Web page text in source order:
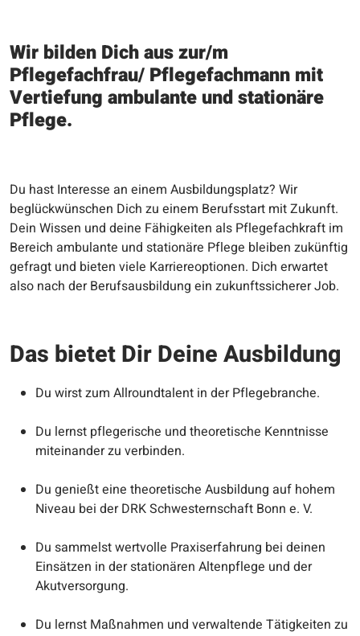
Wir bilden Dich aus zur/m
Pflegefachfrau/ Pflegefachmann mit
Vertiefung ambulante und stationäre
Pflege.
Du hast Interesse an einem Ausbildungsplatz? Wir
beglückwünschen Dich zu einem Berufsstart mit Zukunft.
Dein Wissen und deine Fähigkeiten als Pflegefachkraft im
Bereich ambulante und stationäre Pflege bleiben zukünftig
gefragt und bieten viele Karriereoptionen. Dich erwartet
also nach der Berufsausbildung ein zukunftssicherer Job.
Das bietet Dir Deine Ausbildung
Du wirst zum Allroundtalent in der Pflegebranche.
Du lernst pflegerische und theoretische Kenntnisse
miteinander zu verbinden.
Du genießt eine theoretische Ausbildung auf hohem
Niveau bei der DRK Schwesternschaft Bonn e. V.
Du sammelst wertvolle Praxiserfahrung bei deinen
Einsätzen in der stationären Altenpflege und der
Akutversorgung.
Du lernst Maßnahmen und verwaltende Tätigkeiten zu